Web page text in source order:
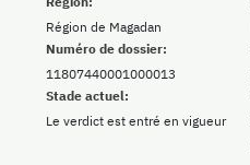
Région de Magadan
Numéro de dossier:
11807440001000013
Stade actuel:
Le verdict est entré en vigueur